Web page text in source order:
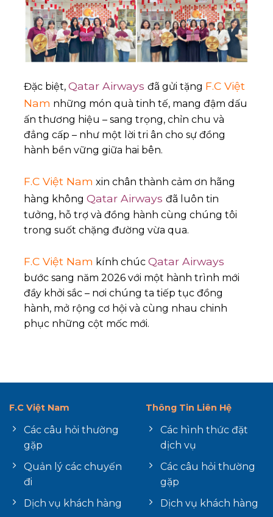
Đặc biệt, Qatar Airways đã gửi tặng F.C Việt
Nam những món quà tinh tế, mang đậm dấu
ấn thương hiệu – sang trọng, chỉn chu và
đẳng cấp – như một lời tri ân cho sự đồng
hành bền vững giữa hai bên.
F.C Việt Nam xin chân thành cảm ơn hãng
hàng không Qatar Airways đã luôn tin
tưởng, hỗ trợ và đồng hành cùng chúng tôi
trong suốt chặng đường vừa qua.
F.C Việt Nam kính chúc Qatar Airways
bước sang năm 2026 với một hành trình mới
đầy khởi sắc – nơi chúng ta tiếp tục đồng
hành, mở rộng cơ hội và cùng nhau chinh
phục những cột mốc mới.
F.C Việt Nam
Các câu hỏi thường
gặp
Quản lý các chuyến
đi
Dịch vụ khách hàng
Thông Tin Liên Hệ
Các hình thức đặt
dịch vụ
Các câu hỏi thường
gặp
Dịch vụ khách hàng